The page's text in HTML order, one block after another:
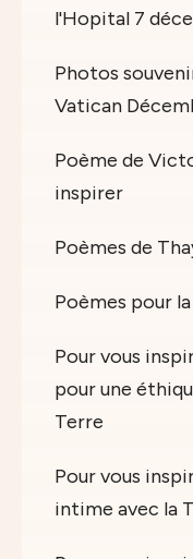
l'Hopital 7
Photos
Vatican
Poème de
inspirer
Poèmes de
Poèmes pour
Pour vous
pour une
Terre
Pour vous
intime avec la